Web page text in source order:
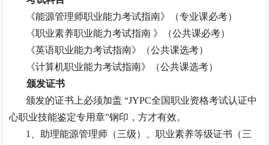
《能源管理师职业能力考试指南》
（专业课必考）
《职业素养职业能力考试指南 》
（公共课必考）
《英语职业能力考试指南》
（公共课选考）
《计算机职业能力考试指南》
（公共课选考）
颁发证书
颁发的证书上必须加盖 “JYPC全国职业资格考试认证中
心职业技能鉴定专用章”钢印 ，方才有效。
1、 助理能源管理师（三级）
、职业素养等级证书（三